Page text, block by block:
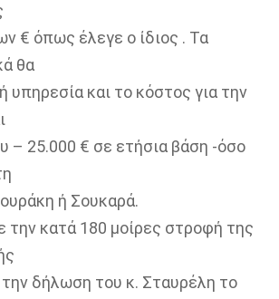
€ όπως έλεγε ο ίδιος . Τα
θα
υπηρεσία και το κόστος για την
– 25.000 € σε ετήσια βάση -όσο
ή Σουκαρά.
την κατά 180 μοίρες στροφή της
δήλωση του κ. Σταυρέλη το